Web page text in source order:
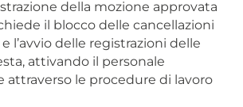
della mozione approvata
il blocco delle cancellazioni
l’avvio delle registrazioni delle
attivando il personale
attraverso le procedure di lavoro